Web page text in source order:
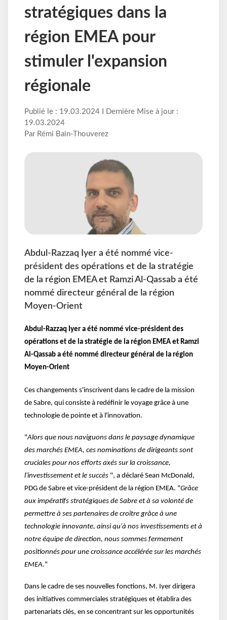
stratégiques dans la
région EMEA pour
stimuler l'expansion
régionale
Publié le : 19.03.2024 I Dernière Mise à jour :
19.03.2024
Par Rémi Bain-Thouverez
Abdul-Razzaq Iyer a été nommé vice-
président des opérations et de la stratégie
de la région EMEA et Ramzi Al-Qassab a été
nommé directeur général de la région
Moyen-Orient
Abdul-Razzaq Iyer a été nommé vice-président des
opérations et de la stratégie de la région EMEA et Ramzi
Al-Qassab a été nommé directeur général de la région
Moyen-Orient
Ces changements s'inscrivent dans le cadre de la mission
de Sabre, qui consiste à redéfinir le voyage grâce à une
technologie de pointe et à l'innovation.
"Alors que nous naviguons dans le paysage dynamique
des marchés EMEA, ces nominations de dirigeants sont
cruciales pour nos efforts axés sur la croissance,
l'investissement et le succès ", a déclaré Sean McDonald,
PDG de Sabre et vice-président de la région EMEA. "Grâce
aux impératifs stratégiques de Sabre et à sa volonté de
permettre à ses partenaires de croître grâce à une
technologie innovante, ainsi qu'à nos investissements et à
notre équipe de direction, nous sommes fermement
positionnés pour une croissance accélérée sur les marchés
EMEA."
Dans le cadre de ses nouvelles fonctions, M. Iyer dirigera
des initiatives commerciales stratégiques et établira des
partenariats clés, en se concentrant sur les opportunités